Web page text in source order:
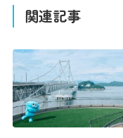
関連記事